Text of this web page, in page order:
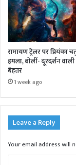
रामायण ट्रेलर पर प्रियंका
हमला, बोलीं- दूरदर्शन
बेहतर
1 week ago
Leave a Reply
Your email address will